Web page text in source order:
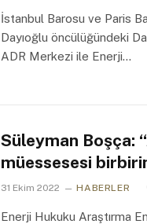
İstanbul Barosu ve Paris
Dayıoğlu öncülüğündeki
ADR Merkezi ile Enerji…
Süleyman Boşça:
müessesesi
31 Ekim 2022 HABERLER
Enerji Hukuku Araştırma